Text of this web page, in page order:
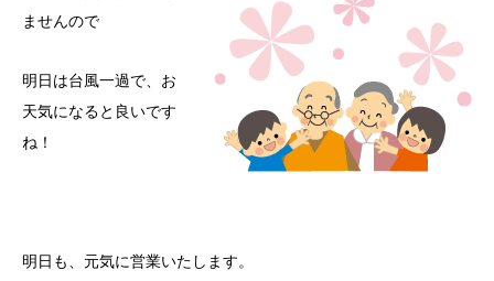
ませんので
明日は台風一過で、お
天気になると良いです
ね！
明日も、元気に営業いたします。